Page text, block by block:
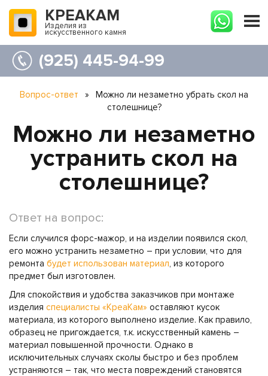
КРЕАКАМ
Изделия из
искусственного камня
(925) 445-94-99
Вопрос-ответ »
Можно ли незаметно убрать скол на
столешнице?
Можно ли незаметно
устранить скол на
столешнице?
Ответ на вопрос:
Если случился форс-мажор, и на изделии появился скол,
его можно устранить незаметно – при условии, что для
ремонта будет использован материал, из которого
предмет был изготовлен.
Для спокойствия и удобства заказчиков при монтаже
изделия специалисты «КреаКам» оставляют кусок
материала, из которого выполнено изделие. Как правило,
образец не пригождается, т.к. искусственный камень –
материал повышенной прочности. Однако в
исключительных случаях сколы быстро и без проблем
устраняются – так, что места повреждений становятся